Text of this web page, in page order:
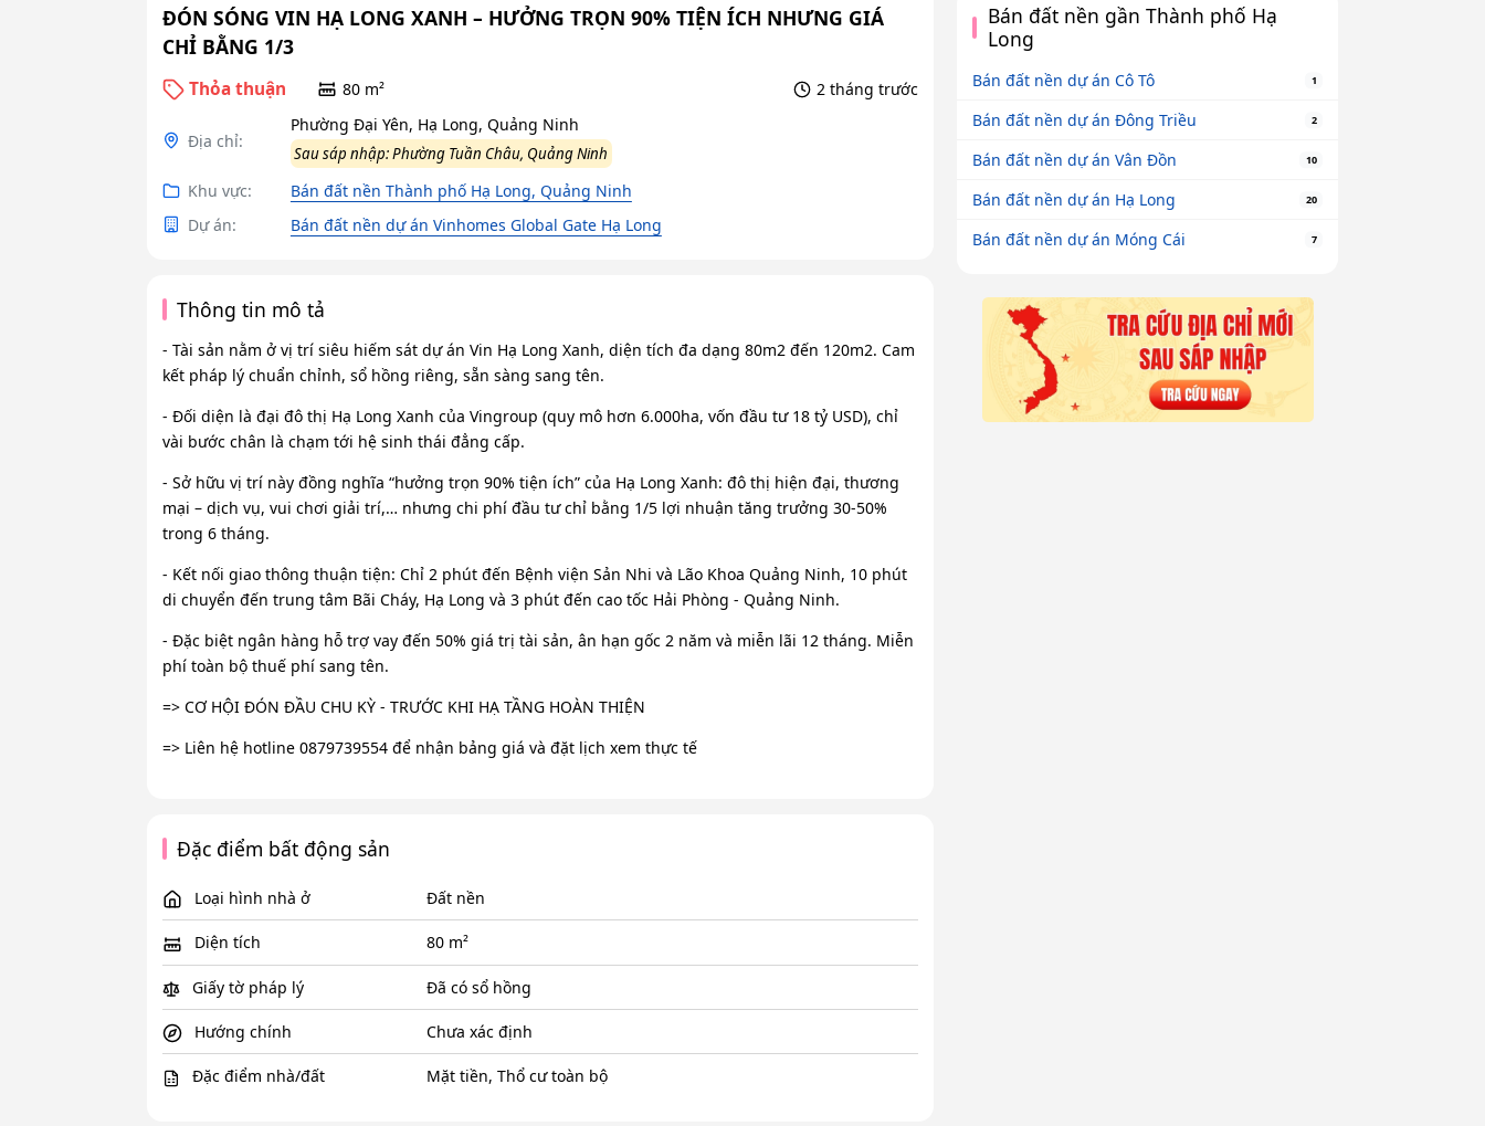
ĐÓN SÓNG VIN HẠ LONG XANH – HƯỞNG TRỌN 90% TIỆN ÍCH NHƯNG GIÁ
CHỈ BẰNG 1/3
Thỏa thuận 80 m² 2 tháng trước
Địa chỉ:
Phường Đại Yên, Hạ Long, Quảng Ninh
Sau sáp nhập: Phường Tuần Châu, Quảng Ninh
Khu vực:
Bán đất nền Thành phố Hạ Long, Quảng Ninh
Dự án:
Bán đất nền dự án Vinhomes Global Gate Hạ Long
Thông tin mô tả
- Tài sản nằm ở vị trí siêu hiếm sát dự án Vin Hạ Long Xanh, diện tích đa dạng 80m2 đến 120m2. Cam
kết pháp lý chuẩn chỉnh, sổ hồng riêng, sẵn sàng sang tên.
- Đối diện là đại đô thị Hạ Long Xanh của Vingroup (quy mô hơn 6.000ha, vốn đầu tư 18 tỷ USD), chỉ
vài bước chân là chạm tới hệ sinh thái đẳng cấp.
- Sở hữu vị trí này đồng nghĩa “hưởng trọn 90% tiện ích” của Hạ Long Xanh: đô thị hiện đại, thương
mại – dịch vụ, vui chơi giải trí,… nhưng chi phí đầu tư chỉ bằng 1/5 lợi nhuận tăng trưởng 30-50%
trong 6 tháng.
- Kết nối giao thông thuận tiện: Chỉ 2 phút đến Bệnh viện Sản Nhi và Lão Khoa Quảng Ninh, 10 phút
di chuyển đến trung tâm Bãi Cháy, Hạ Long và 3 phút đến cao tốc Hải Phòng - Quảng Ninh.
- Đặc biệt ngân hàng hỗ trợ vay đến 50% giá trị tài sản, ân hạn gốc 2 năm và miễn lãi 12 tháng. Miễn
phí toàn bộ thuế phí sang tên.
=> CƠ HỘI ĐÓN ĐẦU CHU KỲ - TRƯỚC KHI HẠ TẦNG HOÀN THIỆN
=> Liên hệ hotline 0879739554 để nhận bảng giá và đặt lịch xem thực tế
Đặc điểm bất động sản
Loại hình nhà ở Đất nền
Diện tích 80 m²
Giấy tờ pháp lý Đã có sổ hồng
Hướng chính Chưa xác định
Đặc điểm nhà/đất Mặt tiền, Thổ cư toàn bộ
Bán đất nền gần Thành phố Hạ
Long
Bán đất nền dự án Cô Tô 1
Bán đất nền dự án Đông Triều 2
Bán đất nền dự án Vân Đồn 10
Bán đất nền dự án Hạ Long 20
Bán đất nền dự án Móng Cái 7